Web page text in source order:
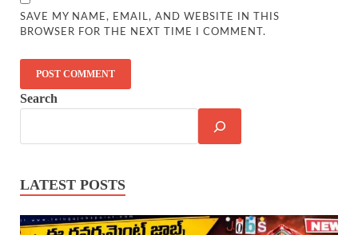
SAVE MY NAME, EMAIL, AND WEBSITE IN THIS
BROWSER FOR THE NEXT TIME I COMMENT.
Search
LATEST POSTS